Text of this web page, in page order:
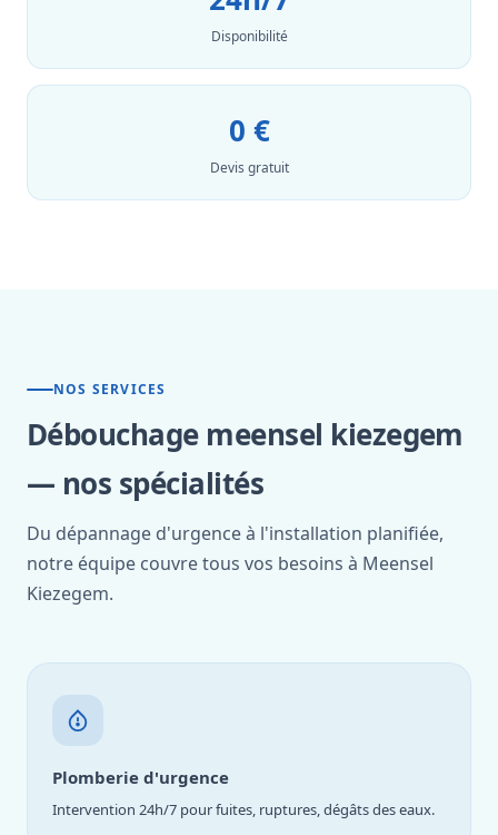
Disponibilité
0 €
Devis gratuit
NOS SERVICES
Débouchage meensel kiezegem
— nos spécialités
Du dépannage d'urgence à l'installation planifiée,
notre équipe couvre tous vos besoins à Meensel
Kiezegem.
Plomberie d'urgence
Intervention 24h/7 pour fuites, ruptures, dégâts des eaux.